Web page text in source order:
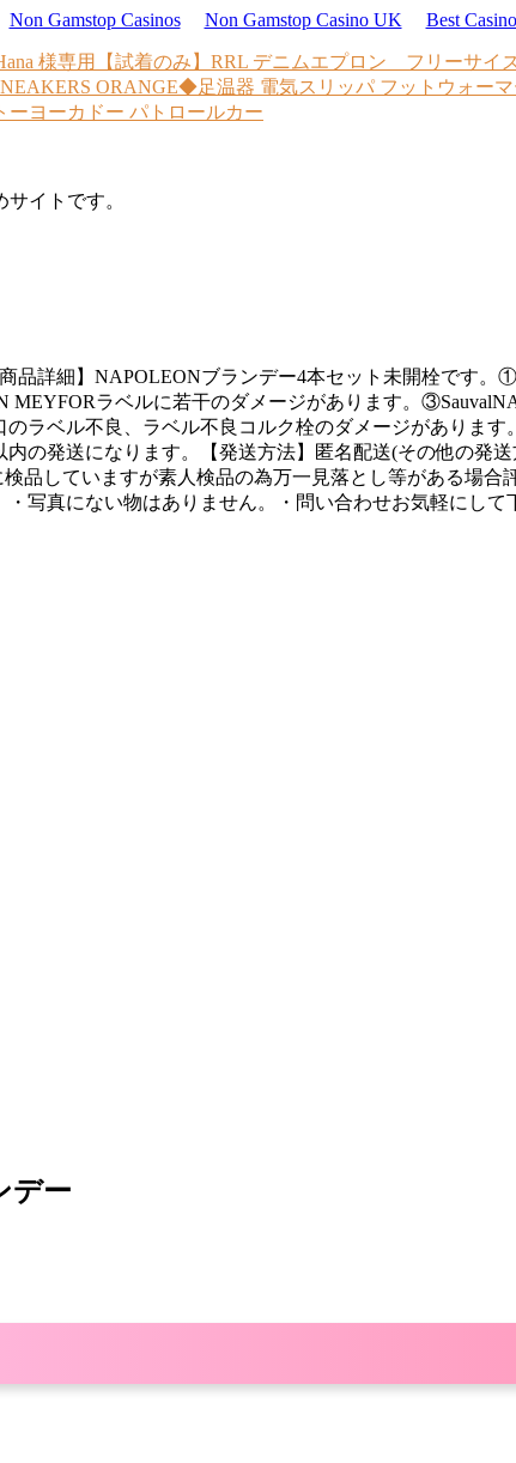
Non Gamstop Casinos Non Gamstop Casino UK Best
様専用【試着のみ】RRL デニムエプロン フリーサイ
ORANGE◆足温器 電気スリッパ フットウォー
ーヨーカドー パトロールカー
イトです。
詳細】NAPOLEONブランデー4本セット未開栓です。
ラベルに若干のダメージがあります。
ラベル不良、ラベル不良コルク栓のダメージがありま
の発送になります。【発送方法】匿名配送(その他の発
していますが素人検品の為万一見落とし等がある場合
写真にない物はありません。・問い合わせお気軽にし
デー